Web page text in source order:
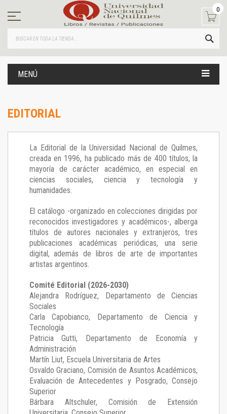
contenido
0
MENÚ
EDITORIAL
La Editorial de la Universidad Nacional de Quilmes,
creada en 1996, ha publicado más de 400 títulos, la
mayoría de carácter académico, en especial en
ciencias sociales, ciencia y tecnología y
humanidades.
El catálogo -organizado en colecciones dirigidas por
reconocidos investigadores y académicos-, alberga
títulos de autores nacionales y extranjeros, tres
publicaciones académicas periódicas, una serie
digital, además de libros de arte de importantes
artistas argentinos.
Comité Editorial (2026-2030)
Alejandra Rodríguez, Departamento de Ciencias
Sociales
Carla Capobianco, Departamento de Ciencia y
Tecnología
Patricia Gutti, Departamento de Economía y
Administración
Martín Liut, Escuela Universitaria de Artes
Osvaldo Graciano, Comisión de Asuntos Académicos,
Evaluación de Antecedentes y Posgrado, Consejo
Superior
Bárbara Altschuler, Comisión de Extensión